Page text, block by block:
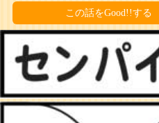
この話をGood!!する